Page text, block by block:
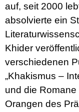
auf, seit 2000
absolvierte ein
Khider
verschiedenen
„Khakismus –
und die Romane
Orangen des